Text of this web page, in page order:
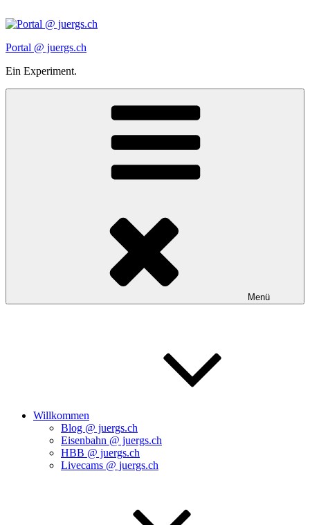
Inhalt
Portal @ juergs.ch
Ein Experiment.
Menü
Willkommen
Blog @ juergs.ch
Eisenbahn @ juergs.ch
HBB @ juergs.ch
Livecams @ juergs.ch